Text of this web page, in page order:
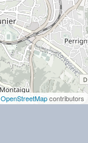
OpenStreetMapcontributors